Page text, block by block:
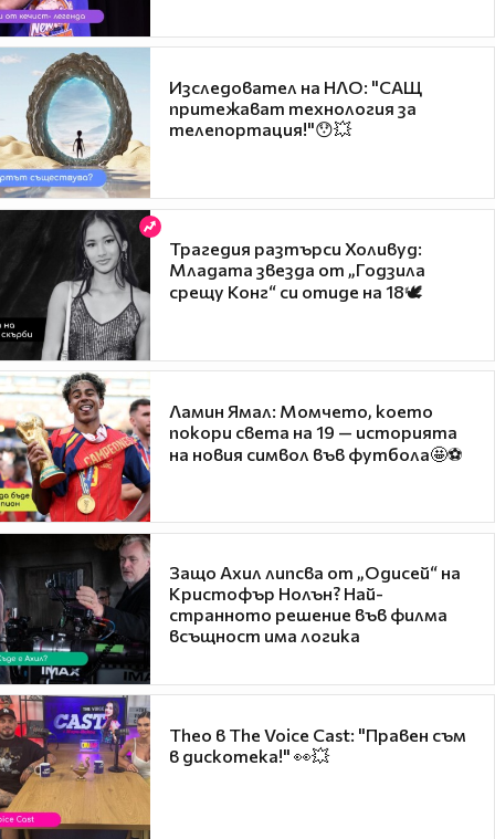
Изследовател на НЛО: "САЩ
притежават технология за
телепортация!"😯💥
Трагедия разтърси Холивуд:
Младата звезда от „Годзила
срещу Конг“ си отиде на 18🕊️
Ламин Ямал: Момчето, което
покори света на 19 — историята
на новия символ във футбола🤩⚽
Защо Ахил липсва от „Одисей“ на
Кристофър Нолън? Най-
странното решение във филма
всъщност има логика
Theo в The Voice Cast: "Правен съм
в дискотека!" 👀💥